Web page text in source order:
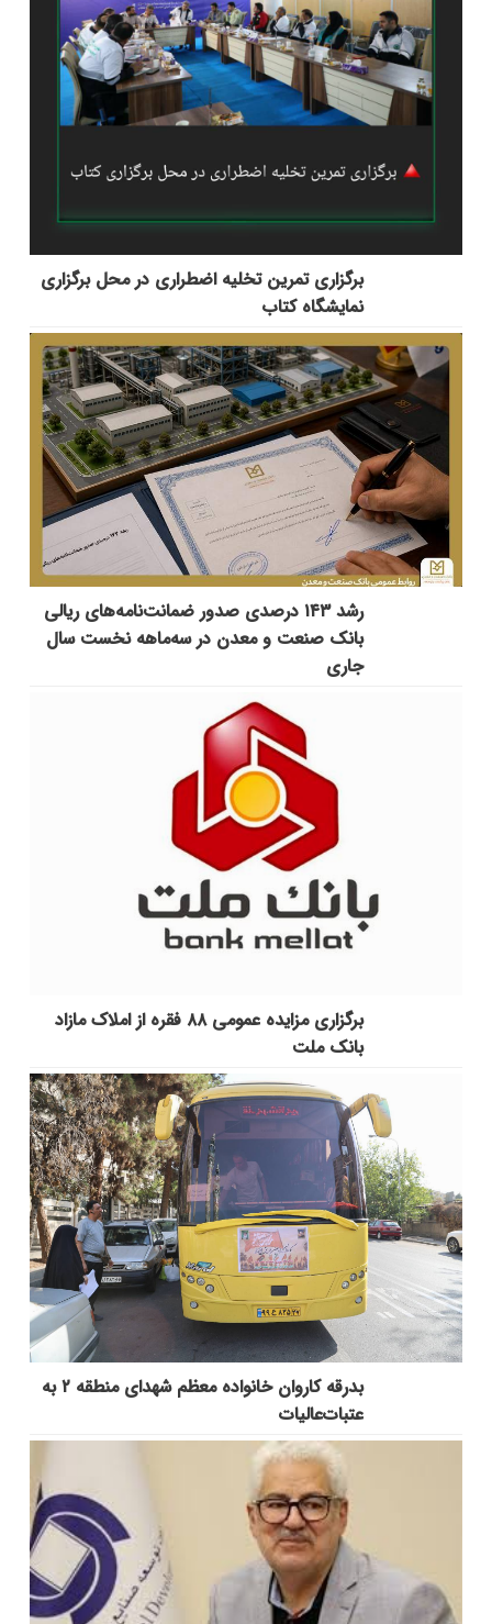
برگزاری تمرین تخلیه اضطراری در محل برگزاری
نمایشگاه کتاب
رشد ۱۴۳ درصدی صدور ضمانت‌نامه‌های ریالی
بانک صنعت و معدن در سه‌ماهه نخست سال
جاری
برگزاری مزایده عمومی ۸۸ فقره از املاک مازاد
بانک ملت
بدرقه کاروان خانواده معظم شهدای منطقه ۲ به
عتبات‌عالیات